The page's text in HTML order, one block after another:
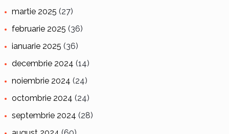
martie 2025 (27)
februarie 2025 (36)
ianuarie 2025 (36)
decembrie 2024 (14)
noiembrie 2024 (24)
octombrie 2024 (24)
septembrie 2024 (28)